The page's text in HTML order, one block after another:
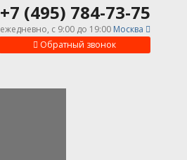
Обратный звонок
+7 (495) 784-73-75
ежедневно, c 9:00 до 19:00 Москва